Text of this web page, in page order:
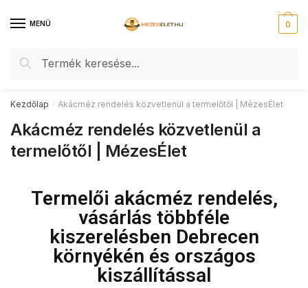
MENÜ
Keresés
0
Kezdőlap / Akácméz rendelés közvetlenül a termelőtől | MézesÉlet
Akácméz rendelés közvetlenül a
termelőtől | MézesÉlet
Termelői akácméz rendelés,
vásárlás többféle
kiszerelésben Debrecen
környékén és országos
kiszállítással